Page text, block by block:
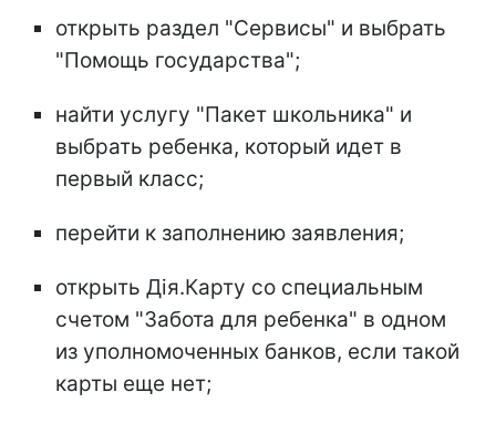
открыть раздел "Сервисы" и выбрать
"Помощь государства";
найти услугу "Пакет школьника" и
выбрать ребенка, который идет в
первый класс;
перейти к заполнению заявления;
открыть Дія.Карту со специальным
счетом "Забота для ребенка" в одном
из уполномоченных банков, если такой
карты еще нет;